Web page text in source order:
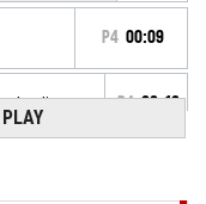
P4 00:09
sbagliato P4 00:12